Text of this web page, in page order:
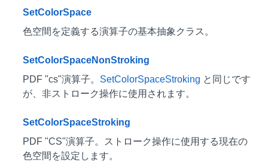
SetColorSpace
色空間を定義する演算子の基本抽象クラス。
SetColorSpaceNonStroking
PDF "cs"演算子。 SetColorSpaceStroking と同じです
が、非ストローク操作に使用されます。
SetColorSpaceStroking
PDF "CS"演算子。ストローク操作に使用する現在の
色空間を設定します。